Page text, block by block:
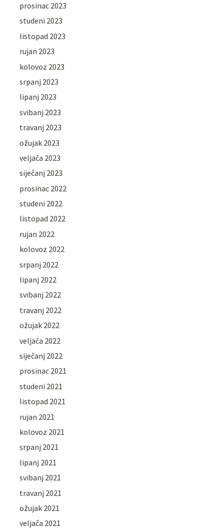
prosinac 2023
studeni 2023
listopad 2023
rujan 2023
kolovoz 2023
srpanj 2023
lipanj 2023
svibanj 2023
travanj 2023
ožujak 2023
veljača 2023
siječanj 2023
prosinac 2022
studeni 2022
listopad 2022
rujan 2022
kolovoz 2022
srpanj 2022
lipanj 2022
svibanj 2022
travanj 2022
ožujak 2022
veljača 2022
siječanj 2022
prosinac 2021
studeni 2021
listopad 2021
rujan 2021
kolovoz 2021
srpanj 2021
lipanj 2021
svibanj 2021
travanj 2021
ožujak 2021
veljača 2021